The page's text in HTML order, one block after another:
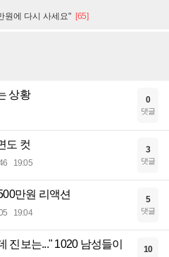
원에 다시 사세요" [65]
상황 0
댓글
도 컷
19:05
3
댓글
만원 리액션
19:04
5
댓글
진보는..." 1020 남성들이
10